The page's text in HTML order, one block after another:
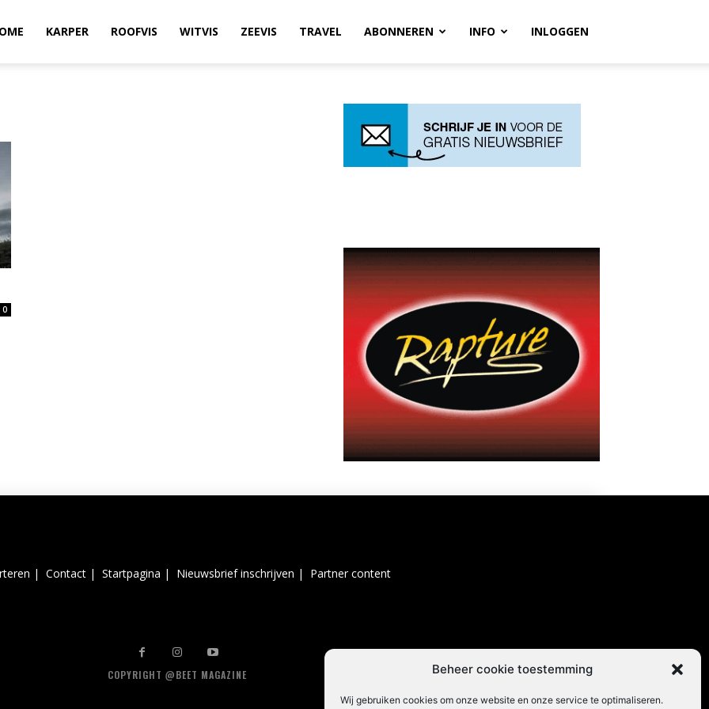
Beheer cookie toestemming
Wij gebruiken cookies om onze website en onze service te optimaliseren.
KARPER ROOFVIS WITVIS ZEEVIS TRAVEL ABONNEREN INFO INLOGGEN
0
| Contact | Startpagina | Nieuwsbrief inschrijven | Partner content
COPYRIGHT @BEET MAGAZINE